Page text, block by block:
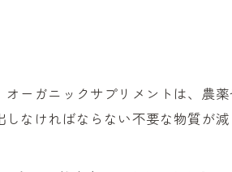
ーガニックサプリメントは、農
なければならない不要な物質が